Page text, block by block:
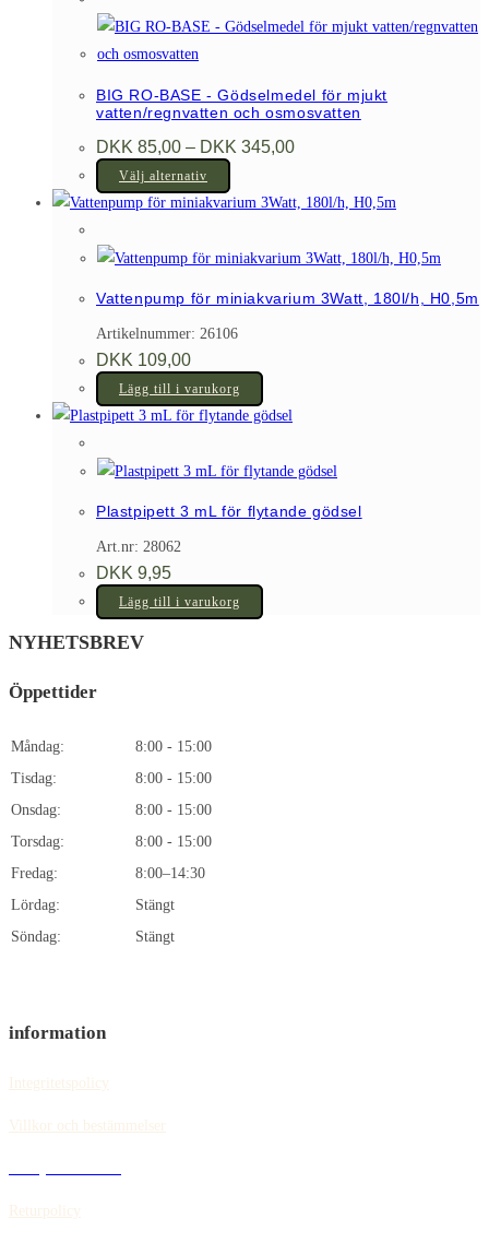
flera
olika
kan
väljas
BIG RO-BASE - Gödselmedel för mjukt
vatten/regnvatten och osmosvatten
DKK 85,00 – DKK 345,00Prisintervall:
DKK 345,00
Välj alternativ
här
har
varianter.
De
alternativen
kan
på
Vattenpump för miniakvarium 3Watt, 180l/h, H0,5m
Artikelnummer: 26106
DKK 109,00
Lägg till i varukorg
Plastpipett 3 mL för flytande gödsel
Art.nr: 28062
DKK 9,95
Lägg till i varukorg
NYHETSBREV
Öppettider
Måndag:
8:00 - 15:00
Tisdag:
8:00 - 15:00
Onsdag:
8:00 - 15:00
Torsdag:
8:00 - 15:00
Fredag:
8:00–14:30
Lördag:
Stängt
Söndag:
Stängt
information
Integritetspolicy
Villkor och bestämmelser
Returpolicy